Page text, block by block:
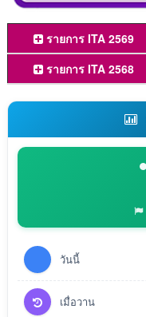
รายการ ITA 2569
รายการ ITA 2568
วันนี้
เมื่อวาน